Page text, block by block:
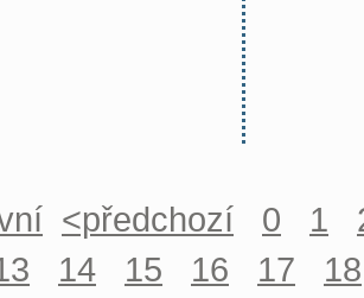
<předchozí 0 1
14 15 16 17
18